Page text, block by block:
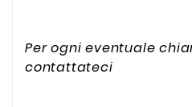
Per ogni eventuale
contattateci